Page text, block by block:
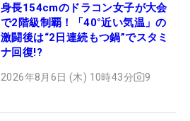
身長154cmのドラコン女子が大会
で2階級制覇！「40°近い気温」の
激闘後は“2日連続もつ鍋”でスタミ
ナ回復!?
2026年8月6日 (木) 10時43分 9